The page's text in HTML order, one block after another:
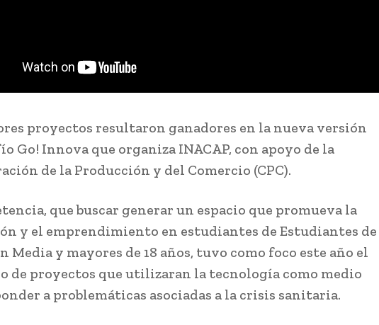
proyectos resultaron ganadores en la nueva versión
Go! Innova que organiza INACAP, con apoyo de la
de la Producción y del Comercio (CPC).
que buscar generar un espacio que promueva la
y el emprendimiento en estudiantes de Estudiantes de
Media y mayores de 18 años, tuvo como foco este año el
de proyectos que utilizaran la tecnología como medio
a problemáticas asociadas a la crisis sanitaria.